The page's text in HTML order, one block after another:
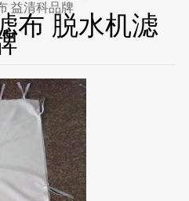
滤布 压滤机滤布 脱水机滤布 益清科品牌
布 脱水机滤